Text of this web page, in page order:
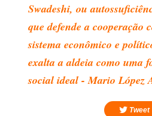
Swadeshi, ou
que defende a cooperação
sistema econômico e
exalta a aldeia como uma
social ideal - Mario López
Tweet